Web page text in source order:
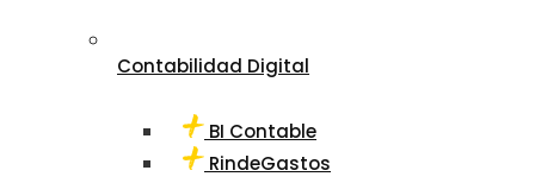
Contabilidad Digital
BI Contable
RindeGastos